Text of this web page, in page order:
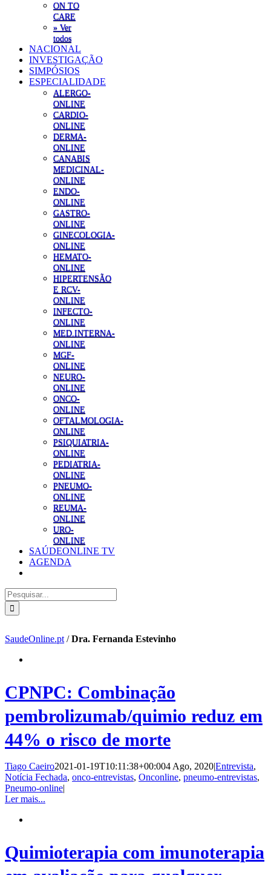
ON TO
CARE
» Ver
todos
NACIONAL
INVESTIGAÇÃO
SIMPÓSIOS
ESPECIALIDADE
ALERGO-
ONLINE
CARDIO-
ONLINE
DERMA-
ONLINE
CANABIS
MEDICINAL-
ONLINE
ENDO-
ONLINE
GASTRO-
ONLINE
GINECOLOGIA-
ONLINE
HEMATO-
ONLINE
HIPERTENSÃO
E RCV-
ONLINE
INFECTO-
ONLINE
MED.INTERNA-
ONLINE
MGF-
ONLINE
NEURO-
ONLINE
ONCO-
ONLINE
OFTALMOLOGIA-
ONLINE
PSIQUIATRIA-
ONLINE
PEDIATRIA-
ONLINE
PNEUMO-
ONLINE
REUMA-
ONLINE
URO-
ONLINE
SAÚDEONLINE TV
AGENDA
Pesquisar
SaudeOnline.pt /Dra. Fernanda Estevinho
CPNPC: Combinação
pembrolizumab/quimio reduz em
44% o risco de morte
Tiago Caeiro2021-01-19T10:11:38+00:004 Ago, 2020|Entrevista,
Notícia Fechada, onco-entrevistas, Onconline, pneumo-entrevistas,
Pneumo-online|
Ler mais...
Quimioterapia com imunoterapia